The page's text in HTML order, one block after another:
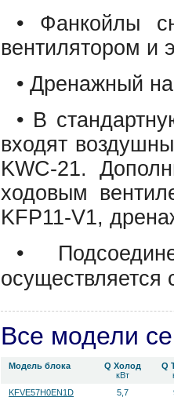
• Фанкойлы
вентилятором
• Дренажный
• В
входят
KWC-21.
ходовым
KFP11-V1,
•
Все модели
Модель блока
Q Холод
кВт
Q
KFVE57H0EN1D
5,7